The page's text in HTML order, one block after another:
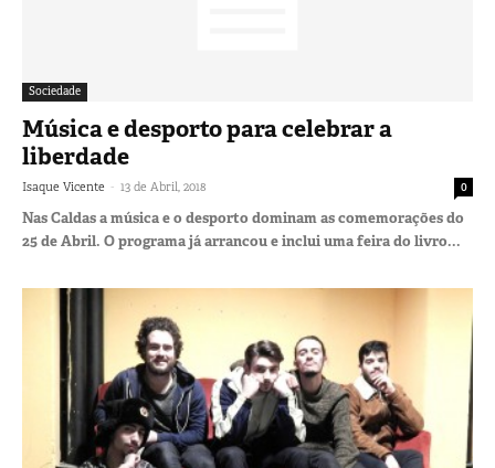
Sociedade
Música e desporto para celebrar a
liberdade
Isaque Vicente - 13 de Abril, 2018 0
Nas Caldas a música e o desporto dominam as comemorações do
25 de Abril. O programa já arrancou e inclui uma feira do livro...